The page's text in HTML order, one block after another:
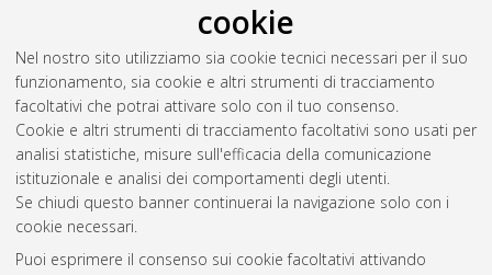
cookie
Nel nostro sito utilizziamo sia cookie tecnici necessari per il suo
funzionamento, sia cookie e altri strumenti di tracciamento
facoltativi che potrai attivare solo con il tuo consenso.
Cookie e altri strumenti di tracciamento facoltativi sono usati per
analisi statistiche, misure sull'efficacia della comunicazione
istituzionale e analisi dei comportamenti degli utenti.
Se chiudi questo banner continuerai la navigazione solo con i
cookie necessari.
Puoi esprimere il consenso sui cookie facoltativi attivando
Seleziona un valore dall'elenco sottostante.
2020(2)
Atom
Rss 1.0
Rss 2.0